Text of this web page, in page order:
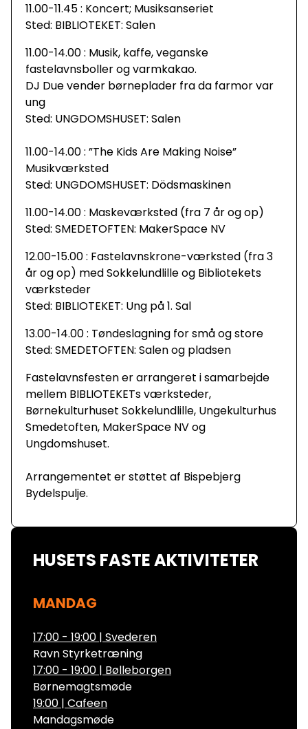
11.00-11.45 : Koncert; Musiksanseriet
Sted: BIBLIOTEKET: Salen
11.00-14.00 : Musik, kaffe, veganske
fastelavnsboller og varmkakao.
DJ Due vender børneplader fra da farmor var
ung
Sted: UNGDOMSHUSET: Salen
11.00-14.00 : ”The Kids Are Making Noise”
Musikværksted
Sted: UNGDOMSHUSET: Dödsmaskinen
11.00-14.00 : Maskeværksted (fra 7 år og op)
Sted: SMEDETOFTEN: MakerSpace NV
12.00-15.00 : Fastelavnskrone-værksted (fra 3
år og op) med Sokkelundlille og Bibliotekets
værksteder
Sted: BIBLIOTEKET: Ung på 1. Sal
13.00-14.00 : Tøndeslagning for små og store
Sted: SMEDETOFTEN: Salen og pladsen
Fastelavnsfesten er arrangeret i samarbejde
mellem BIBLIOTEKETs værksteder,
Børnekulturhuset Sokkelundlille, Ungekulturhus
Smedetoften, MakerSpace NV og
Ungdomshuset.
Arrangementet er støttet af Bispebjerg
Bydelspulje.
HUSETS FASTE AKTIVITETER
MANDAG
17:00 - 19:00 | Svederen
Ravn Styrketræning
17:00 - 19:00 | Bølleborgen
Børnemagtsmøde
19:00 | Cafeen
Mandagsmøde